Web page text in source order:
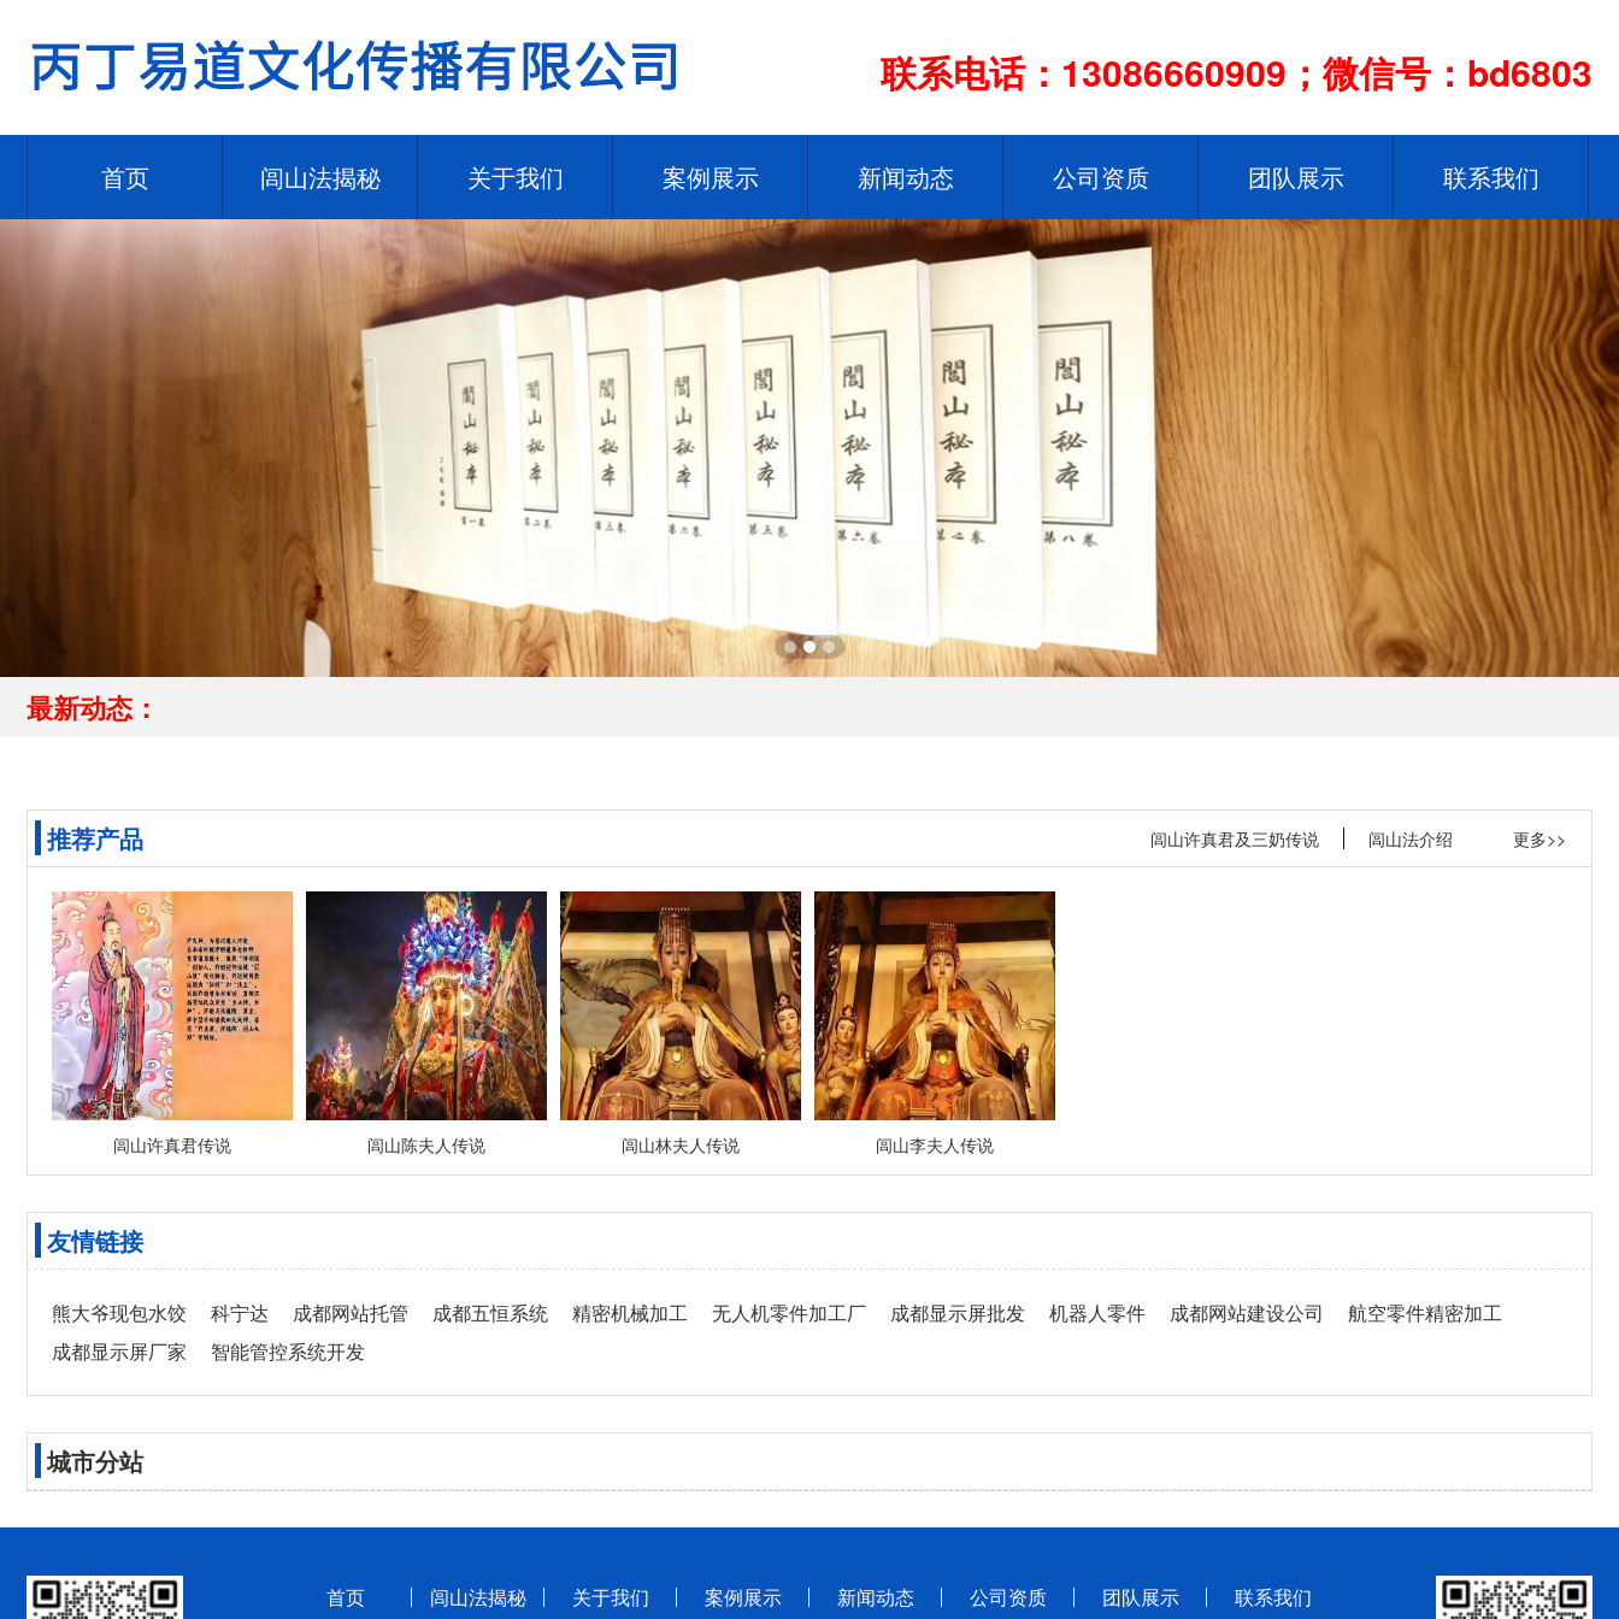
联系电话：13086660909；微信号：bd6803
首页 闾山法揭秘 关于我们 案例展示 新闻动态 公司资质 团队展示 联系我们
最新动态：
推荐产品 更多>>
闾山许真君及三奶传说 闾山法介绍
闾山许真君传说 闾山陈夫人传说 闾山林夫人传说 闾山李夫人传说
友情链接
熊大爷现包水饺 科宁达 成都网站托管 成都五恒系统 精密机械加工 无人机零件加工厂 成都显示屏批发 机器人零件 成都网站建设公司
航空零件精密加工
成都显示屏厂家
智能管控系统开发
城市分站
首页 闾山法揭秘 关于我们 案例展示 新闻动态 公司资质 团队展示 联系我们